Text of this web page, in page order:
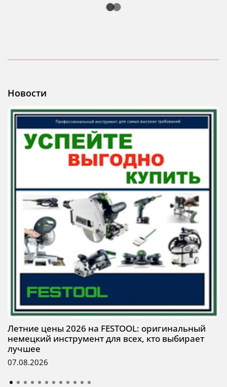
Новости
Летние цены 2026 на FESTOOL: оригинальный
немецкий инструмент для всех, кто выбирает
лучшее
07.08.2026